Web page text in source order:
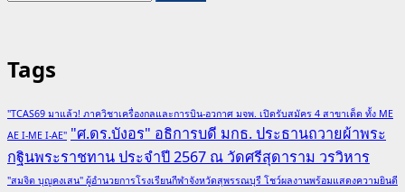
Tags
"TCAS69 มาแล้ว! ภาควิชาเครื่องกลและการบิน-อวกาศ มจพ. เปิดรับสมัคร 4 สาขาเด็ด ทั้ง ME
AE I-ME I-AE" "ศ.ดร.บังอร" อธิการบดี มกธ. ประธานถวายผ้าพระ
กฐินพระราชทาน ประจำปี 2567 ณ วัดศรีสุดาราม วรวิหาร
"สมจิต บุญคงเสน" ผู้อำนวยการโรงเรียนกีฬาจังหวัดสุพรรณบุรี โชว์ผลงานพร้อมแสดงความยินดี